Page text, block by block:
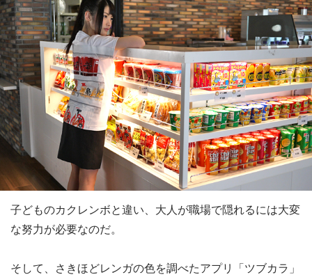
子どものカクレンボと違い、大人が職場で隠れるには大変
な努力が必要なのだ。
そして、さきほどレンガの色を調べたアプリ「ツブカラ」